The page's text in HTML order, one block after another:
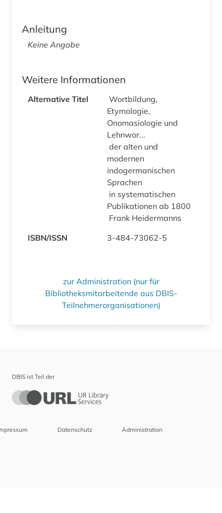
Anleitung
Keine Angabe
Weitere Informationen
Alternative Titel
Wortbildung,
Etymologie,
Onomasiologie und
Lehnwor...
der alten und
modernen
indogermanischen
Sprachen
in systematischen
Publikationen ab 1800
Frank Heidermanns
ISBN/ISSN
3-484-73062-5
zur Administration (nur für
Bibliotheksmitarbeitende aus DBIS-
Teilnehmerorganisationen)
DBIS ist Teil der
Datenschutz Administration